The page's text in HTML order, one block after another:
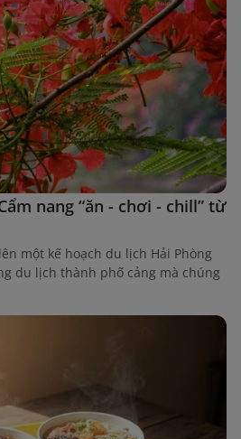
nang “ăn - chơi - chill” từ
một kế hoạch du lịch Hải Phòng
du lịch thành phố cảng mà chúng